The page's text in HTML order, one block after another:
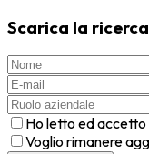
Scarica la ricerca
Ho letto ed accetto
Voglio rimanere